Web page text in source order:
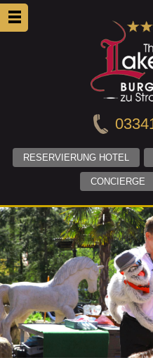
RESERVIERUNG HOTEL
CONCIERGE